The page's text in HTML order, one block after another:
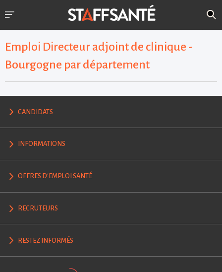
Emploi Directeur adjoint de clinique -
Bourgogne par département
CANDIDATS
INFORMATIONS
OFFRES D'EMPLOI SANTÉ
RECRUTEURS
RESTEZ INFORMÉS